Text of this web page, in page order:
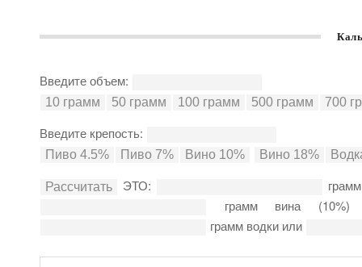
Введите объем:
Введите крепость:
ЭТО:
грамм вина
грамм водки или